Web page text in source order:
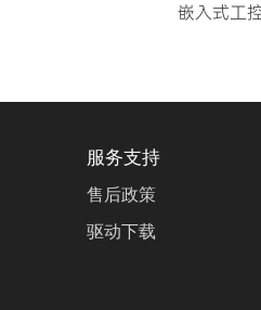
嵌入式工
服务支持
售后政策
驱动下载